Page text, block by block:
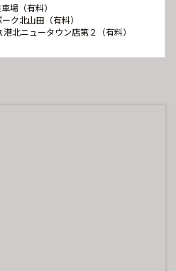
場（有料）
ク北山田（有料）
北ニュータウン店第２（有料）